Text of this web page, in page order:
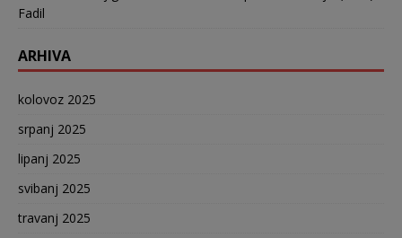
Fadil
ARHIVA
kolovoz 2025
srpanj 2025
lipanj 2025
svibanj 2025
travanj 2025